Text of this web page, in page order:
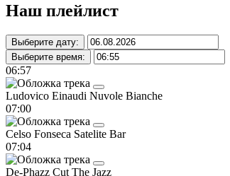
Наш плейлист
Выберите дату:
Выберите время:
06:57
Ludovico Einaudi Nuvole Bianche
07:00
Celso Fonseca Satelite Bar
07:04
De-Phazz Cut The Jazz